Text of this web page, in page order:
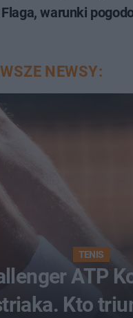
warunki
NEWSY:
TENIS
ATP
Kto